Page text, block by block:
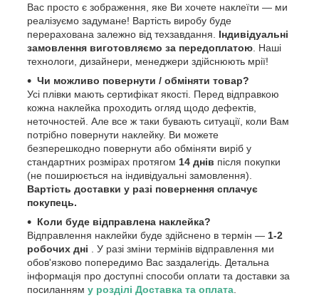
Вас просто є зображення, яке Ви хочете наклеїти — ми
реалізуємо задумане! Вартість виробу буде
перерахована залежно від техзавдання. Індивідуальні
замовлення виготовляємо за передоплатою . Наші
технологи, дизайнери, менеджери здійснюють мрії!
Чи можливо повернути / обміняти товар?
Усі плівки мають сертифікат якості. Перед відправкою
кожна наклейка проходить огляд щодо дефектів,
неточностей. Але все ж таки бувають ситуації, коли Вам
потрібно повернути наклейку. Ви можете
безперешкодно повернути або обміняти виріб у
стандартних розмірах протягом 14 днів після покупки
(не поширюється на індивідуальні замовлення).
Вартість доставки у разі повернення сплачує
покупець.
Коли буде відправлена наклейка?
Відправлення наклейки буде здійснено в термін — 1-2
робочих дні . У разі зміни термінів відправлення ми
обов'язково попередимо Вас заздалегідь. Детальна
інформація про доступні способи оплати та доставки за
посиланням у розділі Доставка та оплата